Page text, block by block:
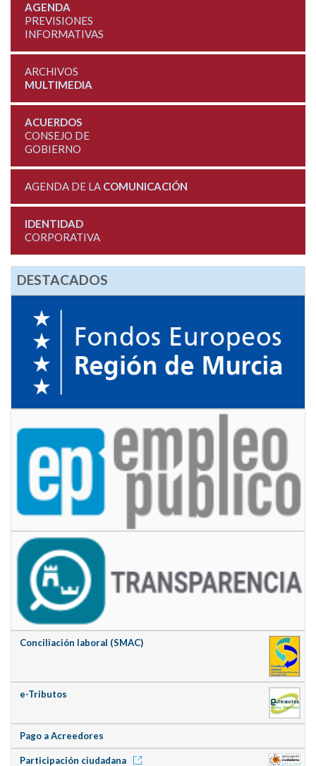
AGENDA
PREVISIONES
INFORMATIVAS
ARCHIVOS
MULTIMEDIA
ACUERDOS
CONSEJO DE
GOBIERNO
AGENDA DE LA COMUNICACIÓN
IDENTIDAD
CORPORATIVA
DESTACADOS
Conciliación laboral (SMAC)
e-Tributos
Pago a Acreedores
Participación ciudadana